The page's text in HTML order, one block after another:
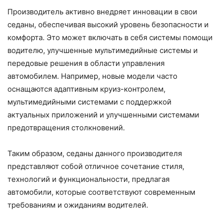
Производитель активно внедряет инновации в свои
седаны, обеспечивая высокий уровень безопасности и
комфорта. Это может включать в себя системы помощи
водителю, улучшенные мультимедийные системы и
передовые решения в области управления
автомобилем. Например, новые модели часто
оснащаются адаптивным круиз-контролем,
мультимедийными системами с поддержкой
актуальных приложений и улучшенными системами
предотвращения столкновений.
Таким образом, седаны данного производителя
представляют собой отличное сочетание стиля,
технологий и функциональности, предлагая
автомобили, которые соответствуют современным
требованиям и ожиданиям водителей.